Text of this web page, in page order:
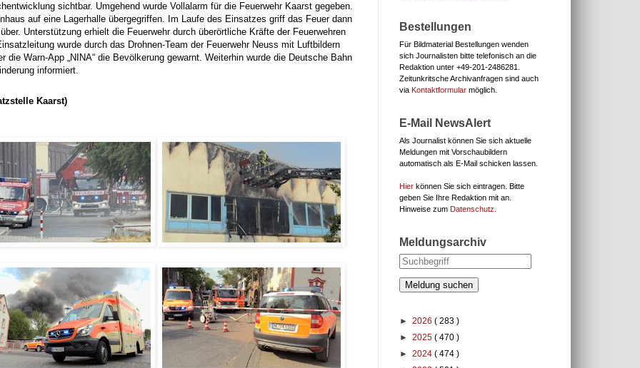
sichtbar. Umgehend wurde Vollalarm für die Feuerwehr Kaarst gegeben.
auf eine Lagerhalle übergegriffen. Im Laufe des Einsatzes griff das Feuer dann
Unterstützung erhielt die Feuerwehr durch überörtliche Kräfte der Feuerwehren
wurde durch das Drohnen-Team der Feuerwehr Neuss mit Luftbildern
Warn-App „NINA“ die Bevölkerung gewarnt. Weiterhin wurde die Deutsche Bahn
informiert.
Kaarst)
Bestellungen
Für Bildmaterial Bestellungen wenden
sich Journalisten bitte telefonisch an die
Redaktion unter +49-201-2486281.
Zeitunkritsche Archivanfragen sind auch
via Kontaktformular möglich.
E-Mail NewsAlert
Als Journalist können Sie sich aktuelle
Meldungen mit Vorschaubildern
automatisch als E-Mail schicken lassen.
Hier können Sie sich eintragen. Bitte
geben Sie Ihre Redaktion mit an.
Hinweise zum Datenschutz
Meldungsarchiv
Meldung suchen
► 2026 ( 283 )
► 2025 ( 470 )
► 2024 ( 474 )